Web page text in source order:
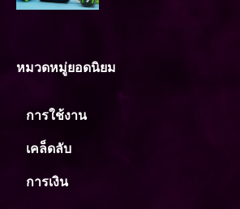
หมวดหมู่ยอดนิยม
การใช้งาน
เคล็ดลับ
การเงิน